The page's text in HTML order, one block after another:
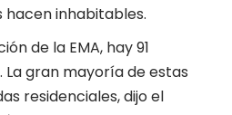
hacen inhabitables.
de la EMA, hay 91
gran mayoría de estas
residenciales, dijo el